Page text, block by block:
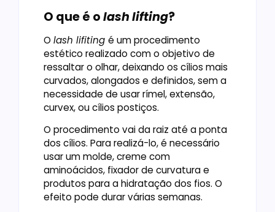
O que é olash lifting?
O lash lifiting é um procedimento
estético realizado com o objetivo de
ressaltar o olhar, deixando os cílios mais
curvados, alongados e definidos, sem a
necessidade de usar rímel, extensão,
curvex, ou cílios postiços.
O procedimento vai da raiz até a ponta
dos cílios. Para realizá-lo, é necessário
usar um molde, creme com
aminoácidos, fixador de curvatura e
produtos para a hidratação dos fios. O
efeito pode durar várias semanas.